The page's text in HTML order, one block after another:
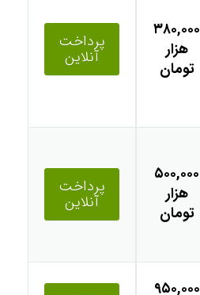
۳۸۰,۰۰۰
هزار
تومان
پرداخت
آنلاین
۵۰۰,۰۰۰
هزار
تومان
پرداخت
آنلاین
۹۵۰,۰۰۰